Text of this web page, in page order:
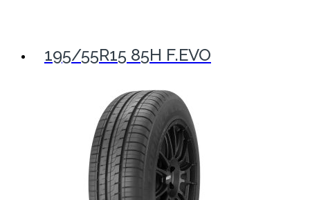
195/55R15 85H F.EVO